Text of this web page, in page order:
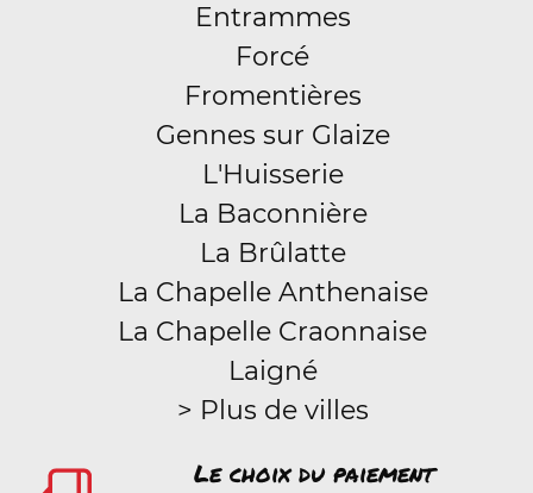
Entrammes
Forcé
Fromentières
Gennes sur Glaize
L'Huisserie
La Baconnière
La Brûlatte
La Chapelle Anthenaise
La Chapelle Craonnaise
Laigné
> Plus de villes
Le choix du paiement